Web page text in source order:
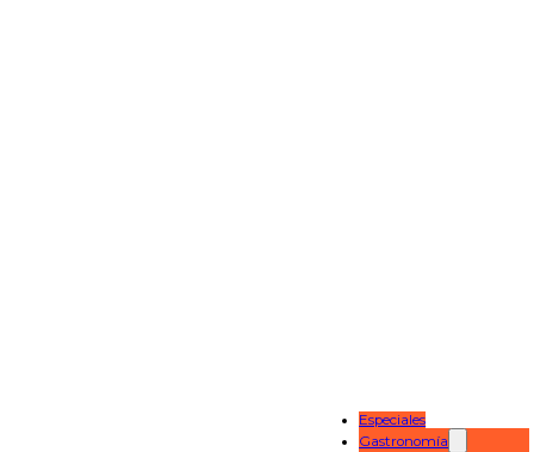
Especiales
Gastronomía